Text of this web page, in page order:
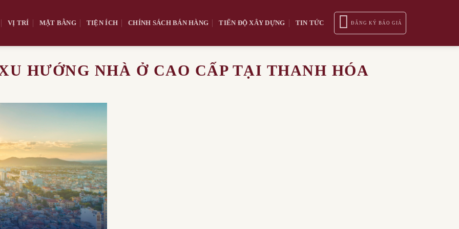
VỊ TRÍ MẶT BẰNG TIỆN ÍCH CHÍNH SÁCH BÁN HÀNG TIẾN ĐỘ XÂY DỰNG TIN TỨC ĐĂNG KÝ BÁO GIÁ
HƯỚNG NHÀ Ở CAO CẤP TẠI THANH HÓA